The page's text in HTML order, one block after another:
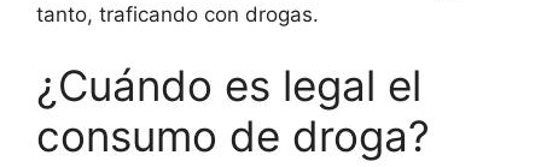
tanto, traficando con drogas.
¿Cuándo es legal el
consumo de droga?